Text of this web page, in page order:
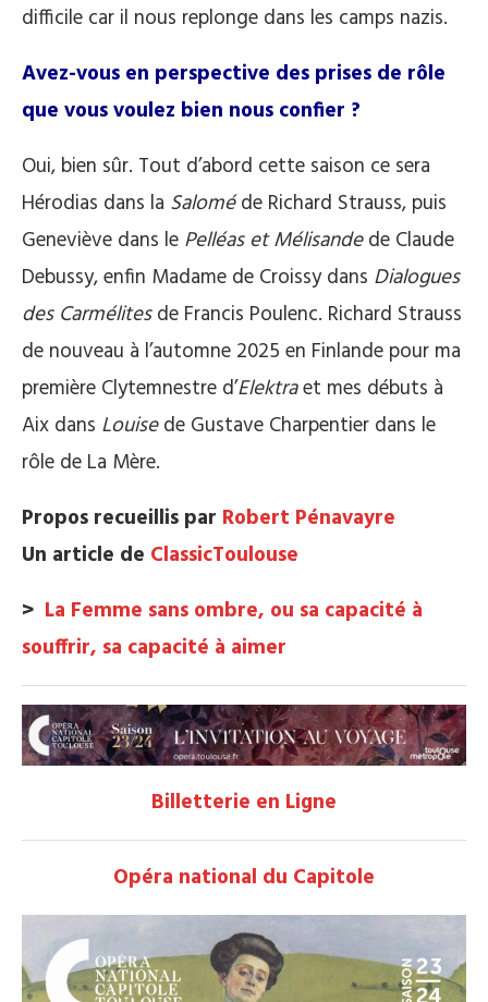
difficile car il nous replonge dans les camps nazis.
Avez-vous en perspective des prises de rôle
que vous voulez bien nous confier ?
Oui, bien sûr. Tout d’abord cette saison ce sera
Hérodias dans la Saloméde Richard Strauss, puis
Geneviève dans le Pelléas et Mélisandede Claude
Debussy, enfin Madame de Croissy dans Dialogues
des Carmélitesde Francis Poulenc. Richard Strauss
de nouveau à l’automne 2025 en Finlande pour ma
première Clytemnestre d’Elektraet mes débuts à
Aix dans Louisede Gustave Charpentier dans le
rôle de La Mère.
Propos recueillis par Robert Pénavayre
Un article de ClassicToulouse
> La Femme sans ombre, ou sa capacité à
souffrir, sa capacité à aimer
Billetterie en Ligne
Opéra national du Capitole